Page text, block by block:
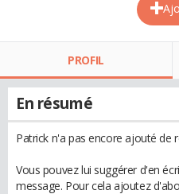
PROFIL
En résumé
Patrick n'a pas encore ajouté de
Vous pouvez lui suggérer d'en
message. Pour cela ajoutez